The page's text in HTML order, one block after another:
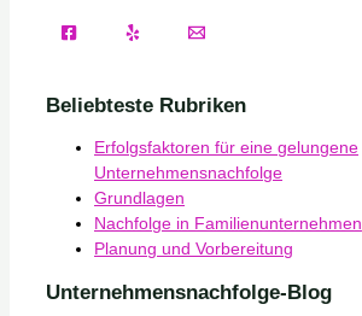
Beliebteste Rubriken
Erfolgsfaktoren für eine gelungene
Unternehmensnachfolge
Grundlagen
Nachfolge in Familienunternehmen
Planung und Vorbereitung
Unternehmensnachfolge-Blog